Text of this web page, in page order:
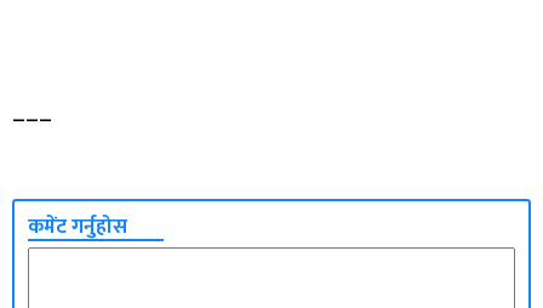
–––
कमेंट गर्नुहोस